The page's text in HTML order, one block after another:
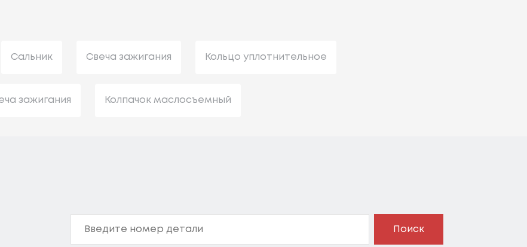
Сальник Свеча зажигания Кольцо уплотнительное
зажигания Колпачок маслосъемный
Поиск